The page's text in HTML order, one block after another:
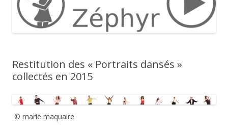
Restitution des « Portraits dansés »
collectés en 2015
© marie maquaire